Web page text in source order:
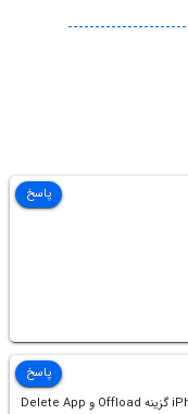
پاسخ
چرا تو قسمت iPhone Storage گزینه Offload و Delete App
پاسخ